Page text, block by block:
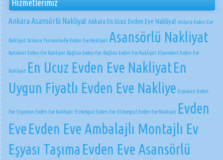
Hizmetlerimiz
Ankara Asansörlü NakliyatAnkara En Ucuz Evden Eve Nakliyat Ankara Evden Eve
Nakliyat Ankara Yenimahalle Evden Eve Nakliyat Asansörlü Nakliyat
Batıkent Evden Eve Nakliyat Bağlıca Evden Eve Bağlıca Evden Eve Nakliyat Elvankent Evden Eve
Nakliyat En Ucuz Evden Eve NakliyatEn
Uygun Fiyatlı Evden Eve Nakliye Eryaman Evden
Eve Eryaman Evden Eve Nakliyat Etimesgut Evden Eve Etimesgut Evden Eve Nakliyat Evden
EveEvden Eve Ambalajlı Montajlı Ev
Eşyası Taşıma Evden Eve Asansörlü